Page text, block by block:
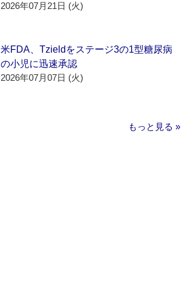
2026年07月21日 (火)
米FDA、Tzieldをステージ3の1型糖尿病
の小児に迅速承認
2026年07月07日 (火)
もっと見る »